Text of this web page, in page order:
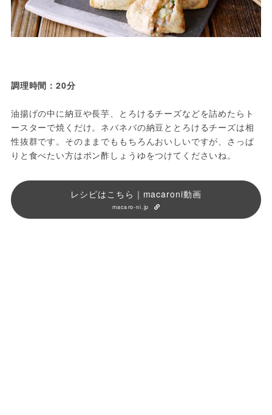
調理時間：20分
油揚げの中に納豆や長芋、とろけるチーズなどを詰めたらト
ースターで焼くだけ。ネバネバの納豆ととろけるチーズは相
性抜群です。そのままでももちろんおいしいですが、さっぱ
りと食べたい方はポン酢しょうゆをつけてくださいね。
レシピはこちら｜macaroni動画
macaro-ni.jp